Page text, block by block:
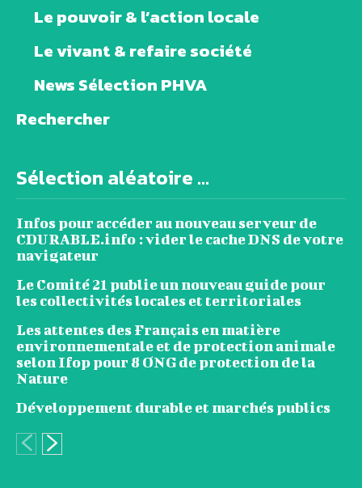
Le pouvoir & l’action locale
Le vivant & refaire société
News Sélection PHVA
Rechercher
Sélection aléatoire ...
Infos pour accéder au nouveau serveur de
CDURABLE.info : vider le cache DNS de votre
navigateur
Le Comité 21 publie un nouveau guide pour
les collectivités locales et territoriales
Les attentes des Français en matière
environnementale et de protection animale
selon Ifop pour 8 ONG de protection de la
Nature
Développement durable et marchés publics